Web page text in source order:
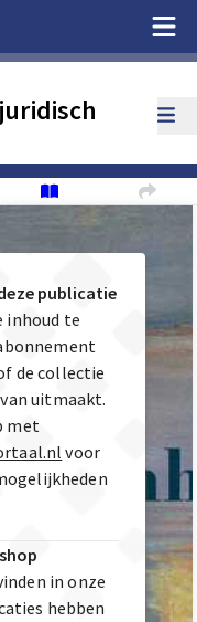
publicatie
inhoud te
de collectie
uitmaakt.
met
voor
in onze
hebben